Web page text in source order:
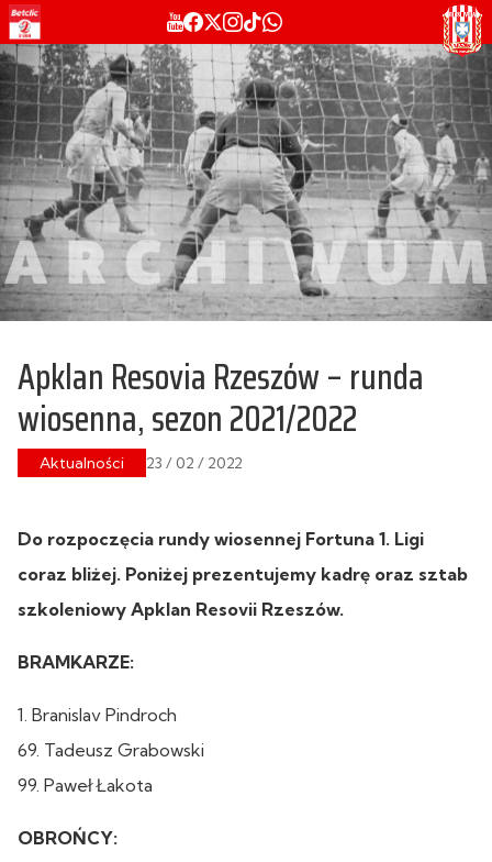
Apklan Resovia Rzeszów – runda
wiosenna, sezon 2021/2022
Aktualności 23 / 02 / 2022
Do rozpoczęcia rundy wiosennej Fortuna 1. Ligi
coraz bliżej. Poniżej prezentujemy kadrę oraz sztab
szkoleniowy Apklan Resovii Rzeszów.
BRAMKARZE:
1. Branislav Pindroch
69. Tadeusz Grabowski
99. Paweł Łakota
OBROŃCY: